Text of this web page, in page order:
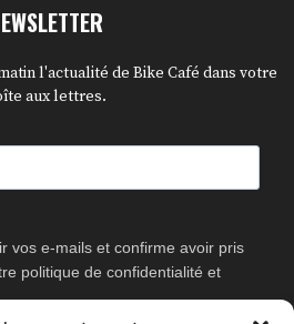
l'actualité de Bike Café dans votre
aux lettres.
vos e-mails et confirme avoir pris
politique de confidentialité et